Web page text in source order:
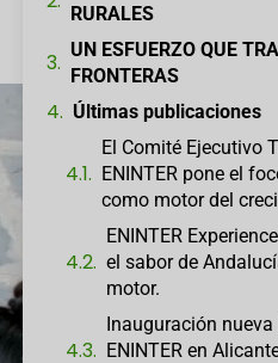
RURALES
UN ESFUERZO QUE
FRONTERAS
Últimas publicaciones
El Comité Ejecutivo
ENINTER pone el
como motor del
ENINTER
el sabor de
motor.
Inauguración nueva
ENINTER en